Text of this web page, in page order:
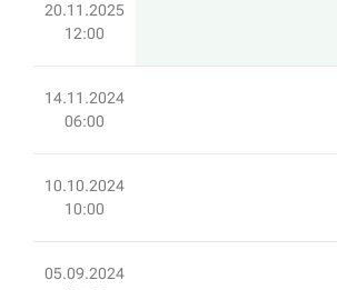
20.11.2025
12:00
14.11.2024
06:00
10.10.2024
10:00
05.09.2024